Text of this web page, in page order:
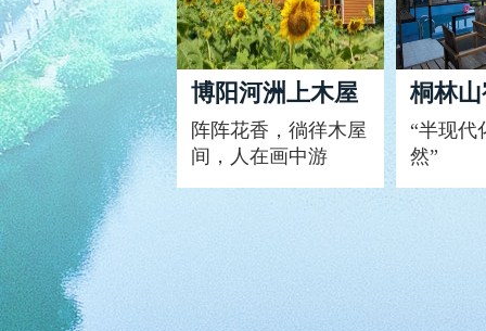
博阳河洲上木屋
阵阵花香，徜徉木屋
间，人在画中游
桐林
“半现代
然”